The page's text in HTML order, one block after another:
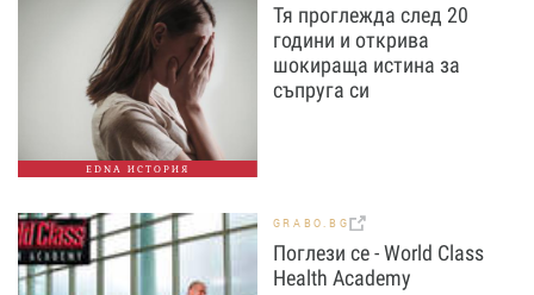
EDNA ИСТОРИЯ
Тя проглежда след 20
години и открива
шокираща истина за
съпруга си
GRABO.BG
Поглези се - World Class
Health Academy